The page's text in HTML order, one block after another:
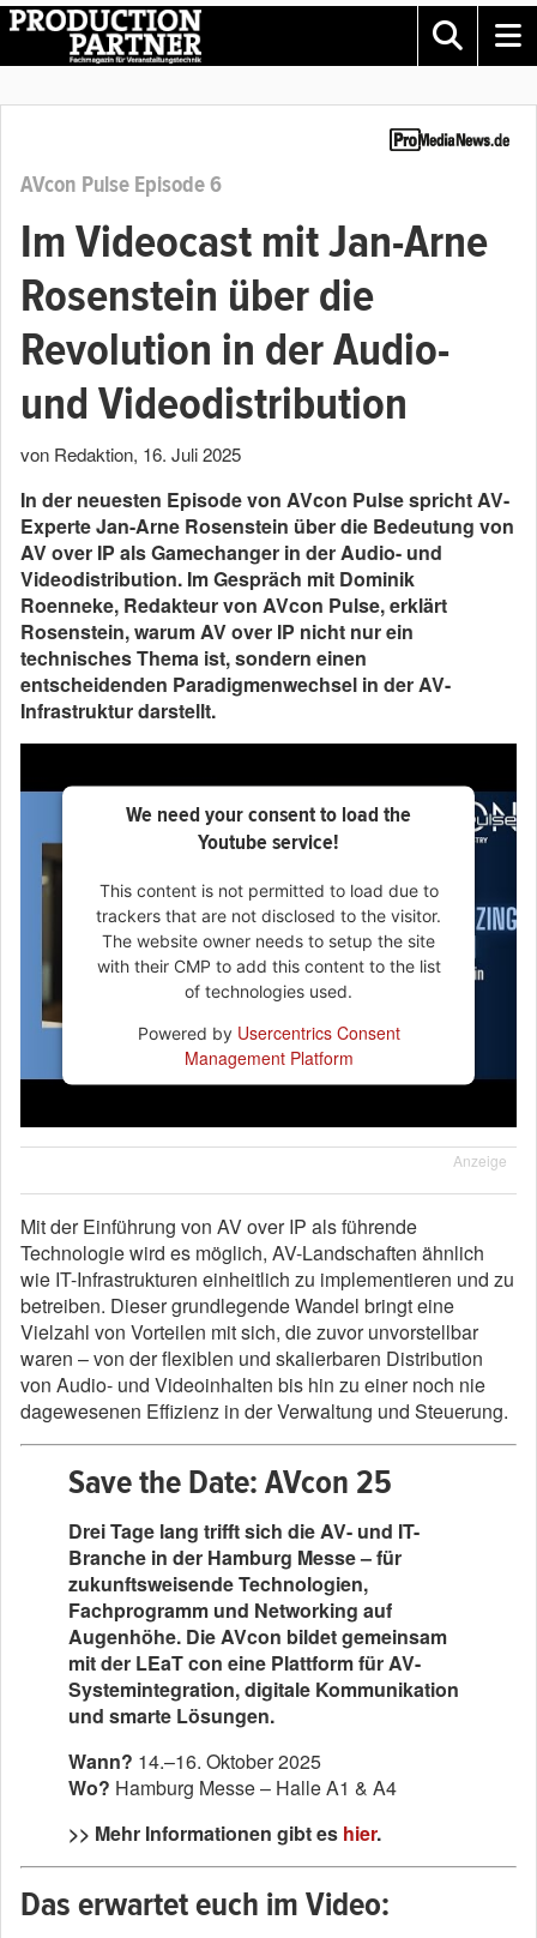
AVcon Pulse Episode 6
Im Videocast mit Jan-Arne
Rosenstein über die
Revolution in der Audio-
und Videodistribution
von Redaktion, 16. Juli 2025
In der neuesten Episode von AVcon Pulse spricht AV-
Experte Jan-Arne Rosenstein über die Bedeutung von
AV over IP als Gamechanger in der Audio- und
Videodistribution. Im Gespräch mit Dominik
Roenneke, Redakteur von AVcon Pulse, erklärt
Rosenstein, warum AV over IP nicht nur ein
technisches Thema ist, sondern einen
entscheidenden Paradigmenwechsel in der AV-
Infrastruktur darstellt.
We need your consent to load the
Youtube service!
This content is not permitted to load due to
trackers that are not disclosed to the visitor.
The website owner needs to setup the site
with their CMP to add this content to the list
of technologies used.
Powered by Usercentrics Consent
Management Platform
Anzeige
Mit der Einführung von AV over IP als führende
Technologie wird es möglich, AV-Landschaften ähnlich
wie IT-Infrastrukturen einheitlich zu implementieren und zu
betreiben. Dieser grundlegende Wandel bringt eine
Vielzahl von Vorteilen mit sich, die zuvor unvorstellbar
waren – von der flexiblen und skalierbaren Distribution
von Audio- und Videoinhalten bis hin zu einer noch nie
dagewesenen Effizienz in der Verwaltung und Steuerung.
Save the Date: AVcon 25
Drei Tage lang trifft sich die AV- und IT-
Branche in der Hamburg Messe – für
zukunftsweisende Technologien,
Fachprogramm und Networking auf
Augenhöhe. Die AVcon bildet gemeinsam
mit der LEaT con eine Plattform für AV-
Systemintegration, digitale Kommunikation
und smarte Lösungen.
Wann? 14.–16. Oktober 2025
Wo? Hamburg Messe – Halle A1 & A4
>> Mehr Informationen gibt es hier.
Das erwartet euch im Video: